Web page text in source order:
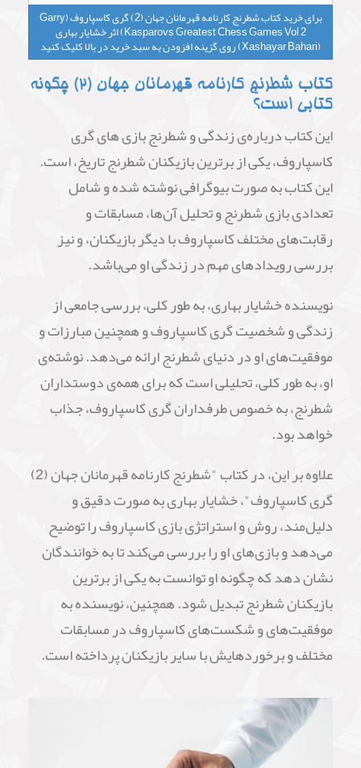
برای خرید کتاب شطرنج کارنامه قهرمانان جهان (2) گری کاسپاروف (Garry
Kasparovs Greatest Chess Games Vol 2) اثر خشایار بهاری
(Xashayar Bahari) روی گزینه افزودن به سبد خرید در بالا کلیک کنید
کتاب شطرنج کارنامه قهرمانان جهان (2) چگونه
کتابی است؟
این کتاب درباره‌ی زندگی و شطرنج بازی های گری
کاسپاروف، یکی از برترین بازیکنان شطرنج تاریخ، است.
این کتاب به صورت بیوگرافی نوشته شده و شامل
تعدادی بازی شطرنج و تحلیل آن‌ها، مسابقات و
رقابت‌های مختلف کاسپاروف با دیگر بازیکنان، و نیز
بررسی رویدادهای مهم در زندگی او می‌باشد.
نویسنده خشایار بهاری، به طور کلی، بررسی جامعی از
زندگی و شخصیت گری کاسپاروف و همچنین مبارزات و
موفقیت‌های او در دنیای شطرنج ارائه می‌دهد. نوشته‌ی
او، به طور کلی، تحلیلی است که برای همه‌ی دوستداران
شطرنج، به خصوص طرفداران گری کاسپاروف، جذاب
خواهد بود.
علاوه بر این، در کتاب "شطرنج کارنامه قهرمانان جهان (2)
گری کاسپاروف"، خشایار بهاری به صورت دقیق و
دلیل‌مند، روش و استراتژی بازی کاسپاروف را توضیح
می‌دهد و بازی‌های او را بررسی می‌کند تا به خوانندگان
نشان دهد که چگونه او توانست به یکی از برترین
بازیکنان شطرنج تبدیل شود. همچنین، نویسنده به
موفقیت‌های و شکست‌های کاسپاروف در مسابقات
مختلف و برخوردهایش با سایر بازیکنان پرداخته است.